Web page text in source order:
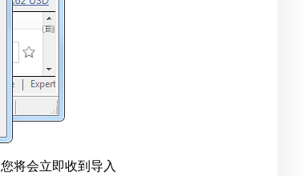
将会立即收到导入